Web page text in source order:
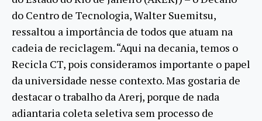
do Centro de Tecnologia, Walter Suemitsu,
ressaltou a importância de todos que atuam na
cadeia de reciclagem. “Aqui na decania, temos o
Recicla CT, pois consideramos importante o papel
da universidade nesse contexto. Mas gostaria de
destacar o trabalho da Arerj, porque de nada
adiantaria coleta seletiva sem processo de